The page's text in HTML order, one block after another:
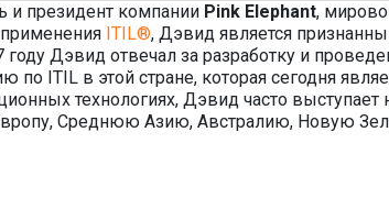
и президент компании Pink Elephant,
ITIL®, Дэвид является
Дэвид отвечал за разработку и
по ITIL в этой стране, которая сегодня
технологиях, Дэвид часто выступает
Среднюю Азию, Австралию, Новую